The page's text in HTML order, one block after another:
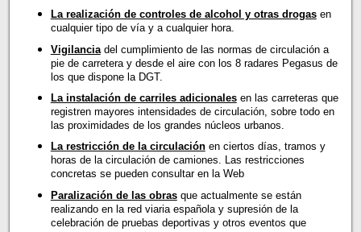
La realización de controles de alcohol y otras drogasen
cualquier tipo de vía y a cualquier hora.
Vigilanciadel cumplimiento de las normas de circulación a
pie de carretera y desde el aire con los 8 radares Pegasus de
los que dispone la DGT.
La instalación de carriles adicionalesen las carreteras que
registren mayores intensidades de circulación, sobre todo en
las proximidades de los grandes núcleos urbanos.
La restricción de la circulaciónen ciertos días, tramos y
horas de la circulación de camiones. Las restricciones
concretas se pueden consultar en la Web
Paralización de las obrasque actualmente se están
realizando en la red viaria española y supresión de la
celebración de pruebas deportivas y otros eventos que